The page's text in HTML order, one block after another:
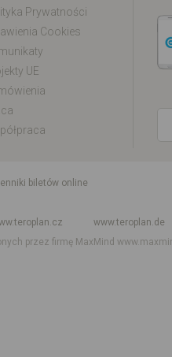
Prywatności
Cookies
UE
Cenniki biletów online
www.teroplan.de
przez firmę MaxMind